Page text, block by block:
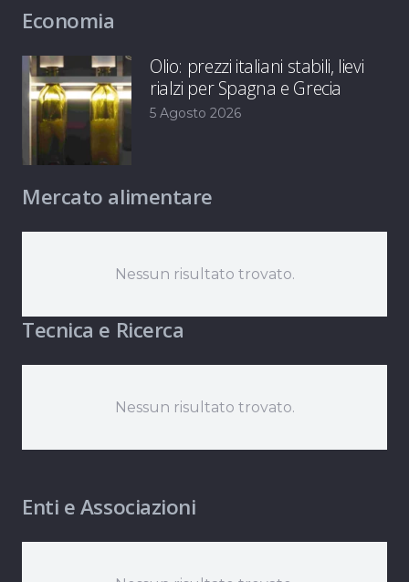
Economia
Olio: prezzi italiani stabili, lievi
rialzi per Spagna e Grecia
5 Agosto 2026
Mercato alimentare
Nessun risultato trovato.
Tecnica e Ricerca
Nessun risultato trovato.
Enti e Associazioni